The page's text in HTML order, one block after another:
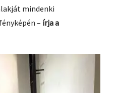
mindenki
– írja a